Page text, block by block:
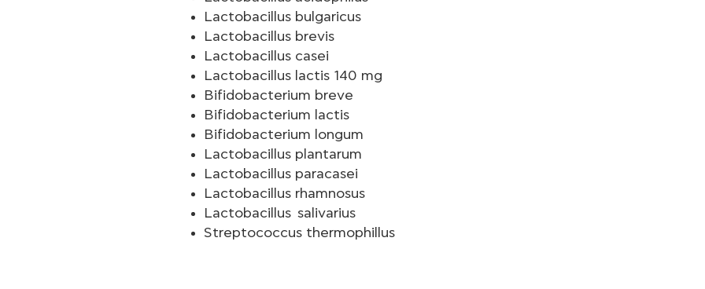
Lactobacillus bulgaricus
Lactobacillus brevis
Lactobacillus casei
Lactobacillus lactis 140 mg
Bifidobacterium breve
Bifidobacterium lactis
Bifidobacterium longum
Lactobacillus plantarum
Lactobacillus paracasei
Lactobacillus rhamnosus
Lactobacillus salivarius
Streptococcus thermophillus